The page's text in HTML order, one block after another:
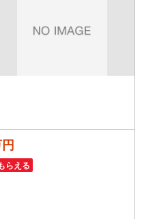
らえる